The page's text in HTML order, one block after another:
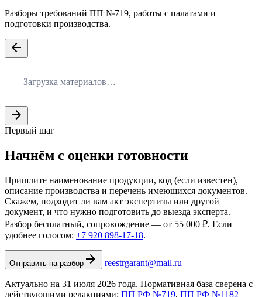
Разборы требований ПП №719, работы с палатами и
подготовки производства.
arrow_back
Загрузка материалов…
arrow_forward
Первый шаг
Начнём с оценки готовности
Пришлите наименование продукции, код (если известен),
описание производства и перечень имеющихся документов.
Скажем, подходит ли вам акт экспертизы или другой
документ, и что нужно подготовить до выезда эксперта.
Разбор бесплатный, сопровождение — от 55 000 ₽. Если
удобнее голосом: +7 920 898-17-18.
Отправить на разбор arrow_forward reestrgarant@mail.ru
Актуально на 31 июля 2026 года. Нормативная база сверена с
действующими редакциями: ПП РФ №719, ПП РФ №1182